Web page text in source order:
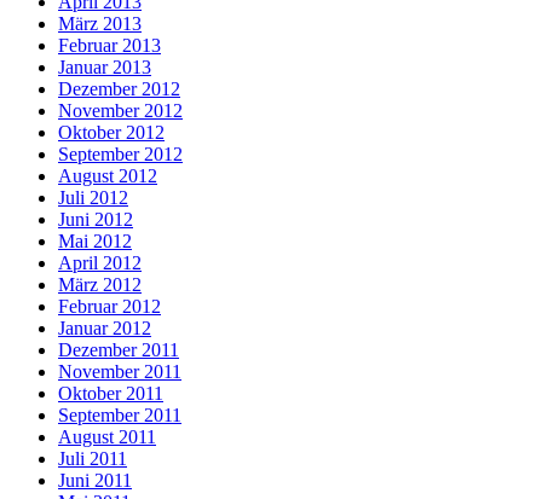
März 2013
Februar 2013
Januar 2013
Dezember 2012
November 2012
Oktober 2012
September 2012
August 2012
Juli 2012
Juni 2012
Mai 2012
April 2012
März 2012
Februar 2012
Januar 2012
Dezember 2011
November 2011
Oktober 2011
September 2011
August 2011
Juli 2011
Juni 2011